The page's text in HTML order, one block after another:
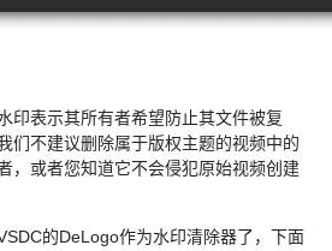
印表示其所有者希望防止其文件被复
们不建议删除属于版权主题的视频中的
，或者您知道它不会侵犯原始视频创建
的DeLogo作为水印清除器了，下面